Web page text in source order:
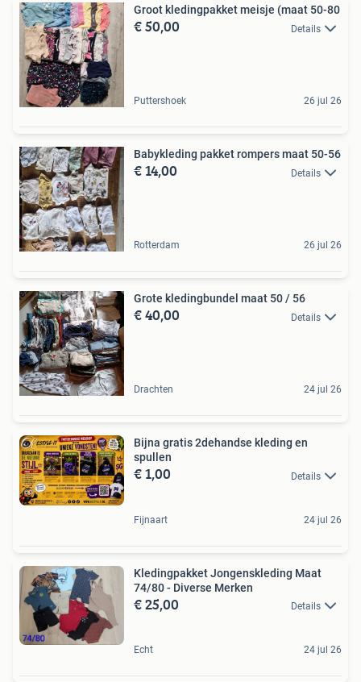
Groot kledingpakket meisje (maat 50-80
€ 50,00 Details
Puttershoek 26 jul 26
Babykleding pakket rompers maat 50-56
€ 14,00 Details
Rotterdam 26 jul 26
Grote kledingbundel maat 50 / 56
€ 40,00 Details
Drachten 24 jul 26
Bijna gratis 2dehandse kleding en
spullen
€ 1,00 Details
Fijnaart 24 jul 26
Kledingpakket Jongenskleding Maat
74/80 - Diverse Merken
€ 25,00 Details
Echt 24 jul 26